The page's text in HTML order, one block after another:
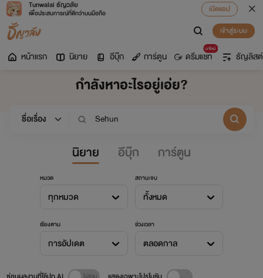
Tunwalai ธัญวลัย
เพื่อประสบการณ์ที่ดีกว่าบนมือถือ
เปิดแอป
เข้าสู่ระบบ
หน้าแรก นิยาย อีบุ๊ก การ์ตูน
มาใหม่
ดรีมแชท ธัญลิสต์
กำลังหาอะไรอยู่เอ่ย?
นิยาย อีบุ๊ก การ์ตูน
หมวด
ทุกหมวด
สถานะจบ
ทั้งหมด
เรียงตาม
การอัปเดต
ช่วงเวลา
ตลอดกาล